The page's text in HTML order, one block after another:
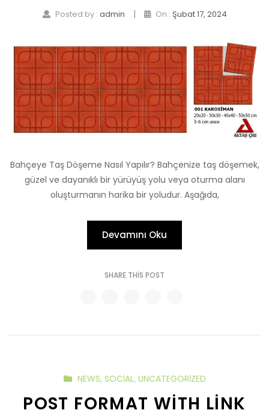
Posted by : admin | On : Şubat 17, 2024
Bahçeye Taş Döşeme Nasıl Yapılır? Bahçenize taş döşemek,
güzel ve dayanıklı bir yürüyüş yolu veya oturma alanı
oluşturmanın harika bir yoludur. Aşağıda,
Devamını Oku
SHARE THIS POST
NEWS, SOCIAL, UNCATEGORIZED
POST FORMAT WITH LINK